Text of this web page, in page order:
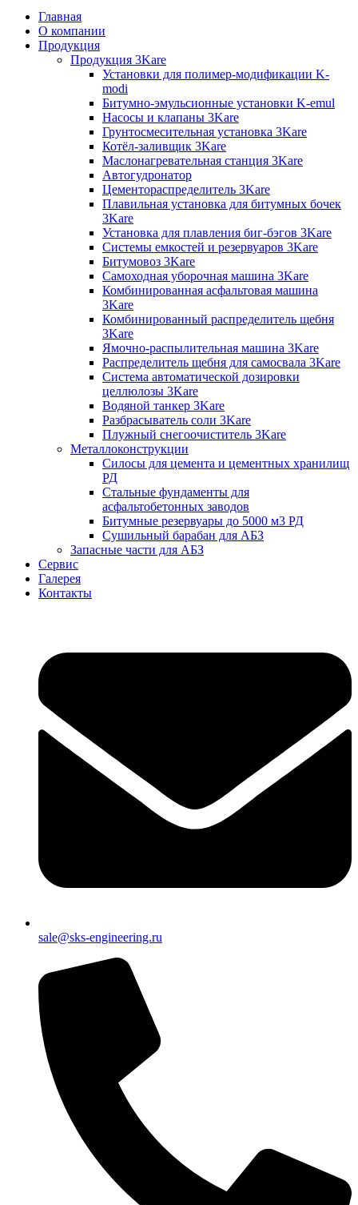
Главная
О компании
Продукция
Продукция 3Kare
Установки для полимер-модификации K-
modi
Битумно-эмульсионные установки K-emul
Насосы и клапаны 3Kare
Грунтосмесительная установка 3Kare
Котёл-заливщик 3Kare
Маслонагревательная станция 3Kare
Автогудронатор
Цементораспределитель 3Kare
Плавильная установка для битумных бочек
3Kare
Установка для плавления биг-бэгов 3Kare
Системы емкостей и резервуаров 3Kare
Битумовоз 3Kare
Самоходная уборочная машина 3Kare
Комбинированная асфальтовая машина
3Kare
Комбинированный распределитель щебня
3Kare
Ямочно-распылительная машина 3Kare
Распределитель щебня для самосвала 3Kare
Система автоматической дозировки
целлюлозы 3Kare
Водяной танкер 3Kare
Разбрасыватель соли 3Kare
Плужный снегоочиститель 3Kare
Металлоконструкции
Силосы для цемента и цементных хранилищ
РД
Стальные фундаменты для
асфальтобетонных заводов
Битумные резервуары до 5000 м3 РД
Сушильный барабан для АБЗ
Запасные части для АБЗ
Сервис
Галерея
Контакты
sale@sks-engineering.ru